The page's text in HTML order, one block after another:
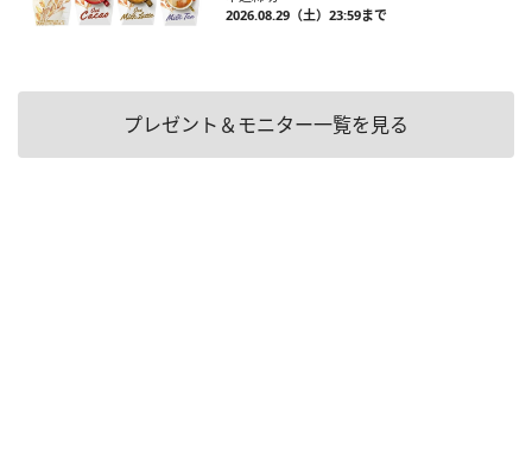
2026.08.29（土）23:59まで
プレゼント＆モニター一覧を見る